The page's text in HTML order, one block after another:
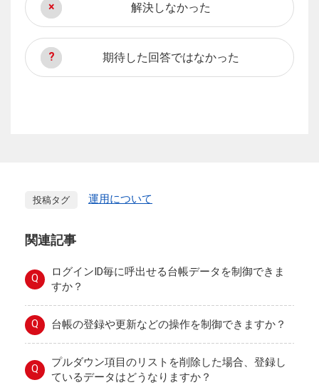
解決しなかった
期待した回答ではなかった
投稿タグ 運用について
関連記事
Q
ログインID毎に呼出せる台帳データを制御できま
すか？
Q 台帳の登録や更新などの操作を制御できますか？
Q
プルダウン項目のリストを削除した場合、登録し
ているデータはどうなりますか？